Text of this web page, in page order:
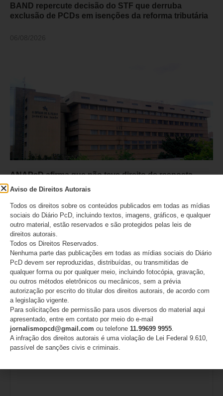
BAND repercute decisão do STF que derruba
exclusão de PCDs em isenções da reforma tributária
ANAPcD afirma que não teve direito de resposta
publicado após editorial do Estadão sobre decisão
06/08/2026
Deixe um comentário
O seu endereço de e-mail não será publicado.
Campos
obrigatórios são marcados com*
Comentário*
Aviso de Direitos Autorais
Todos os direitos sobre os conteúdos publicados em todas as mídias
sociais do Diário PcD, incluindo textos, imagens, gráficos, e qualquer
outro material, estão reservados e são protegidos pelas leis de
direitos autorais.
Todos os Direitos Reservados.
Nenhuma parte das publicações em todas as mídias sociais do Diário
PcD devem ser reproduzidas, distribuídas, ou transmitidas de
qualquer forma ou por qualquer meio, incluindo fotocópia, gravação,
ou outros métodos eletrônicos ou mecânicos, sem a prévia
autorização por escrito do titular dos direitos autorais, de acordo com
a legislação vigente.
Para solicitações de permissão para usos diversos do material aqui
apresentado, entre em contato por meio do e-mail
jornalismopcd@gmail.com ou telefone 11.99699 9955.
A infração dos direitos autorais é uma violação de Lei Federal 9.610,
passível de sanções civis e criminais.